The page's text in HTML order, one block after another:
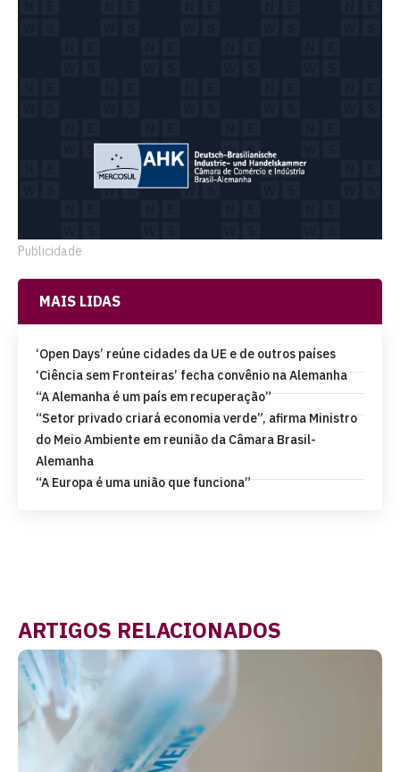
Publicidade
MAIS LIDAS
‘Open Days’ reúne cidades da UE e de outros países
‘Ciência sem Fronteiras’ fecha convênio na Alemanha
“A Alemanha é um país em recuperação”
“Setor privado criará economia verde”, afirma Ministro
do Meio Ambiente em reunião da Câmara Brasil-
Alemanha
“A Europa é uma união que funciona”
ARTIGOS RELACIONADOS